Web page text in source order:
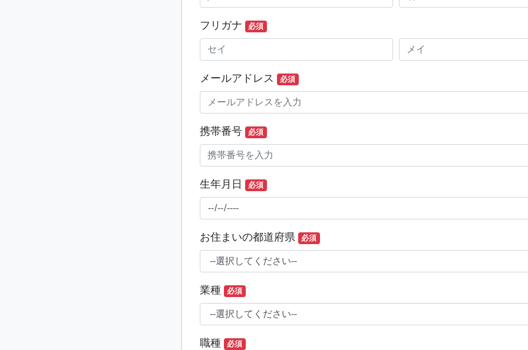
フリガナ 必須
メールアドレス 必須
携帯番号 必須
生年月日 必須
お住まいの都道府県 必須
業種 必須
職種 必須